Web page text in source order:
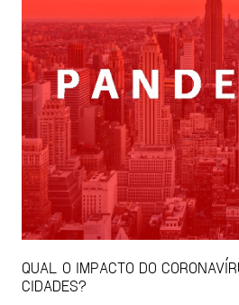
QUAL O IMPACTO DO
CIDADES?